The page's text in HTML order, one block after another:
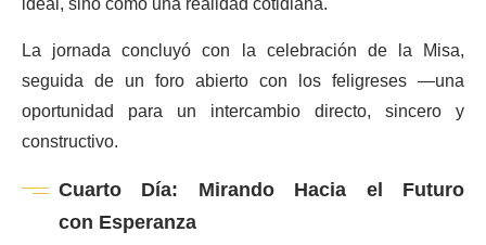
La jornada concluyó con la celebración de la Misa,
seguida de un foro abierto con los feligreses —una
oportunidad para un intercambio directo, sincero y
constructivo.
Cuarto Día: Mirando Hacia el Futuro
con Esperanza